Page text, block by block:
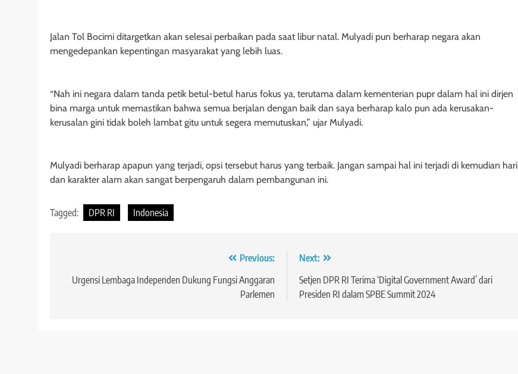
Jalan Tol Bocimi ditargetkan akan selesai perbaikan pada saat libur natal. Mulyadi pun berharap negara akan
mengedepankan kepentingan masyarakat yang lebih luas.
“Nah ini negara dalam tanda petik betul-betul harus fokus ya, terutama dalam kementerian pupr dalam hal ini dirjen
bina marga untuk memastikan bahwa semua berjalan dengan baik dan saya berharap kalo pun ada kerusakan-
kerusalan gini tidak boleh lambat gitu untuk segera memutuskan,” ujar Mulyadi.
Mulyadi berharap apapun yang terjadi, opsi tersebut harus yang terbaik. Jangan sampai hal ini terjadi di kemudian hari
dan karakter alam akan sangat berpengaruh dalam pembangunan ini.
Tagged: DPR RI Indonesia
pos
Previous:
Urgensi Lembaga Independen Dukung Fungsi Anggaran
Parlemen
Next:
Setjen DPR RI Terima ‘Digital Government Award’ dari
Presiden RI dalam SPBE Summit 2024